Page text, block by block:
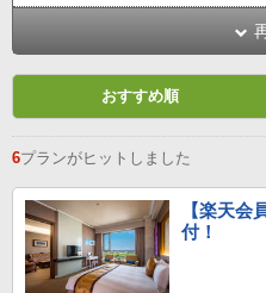
おすすめ順
6プランがヒットしました
【楽天会
付！